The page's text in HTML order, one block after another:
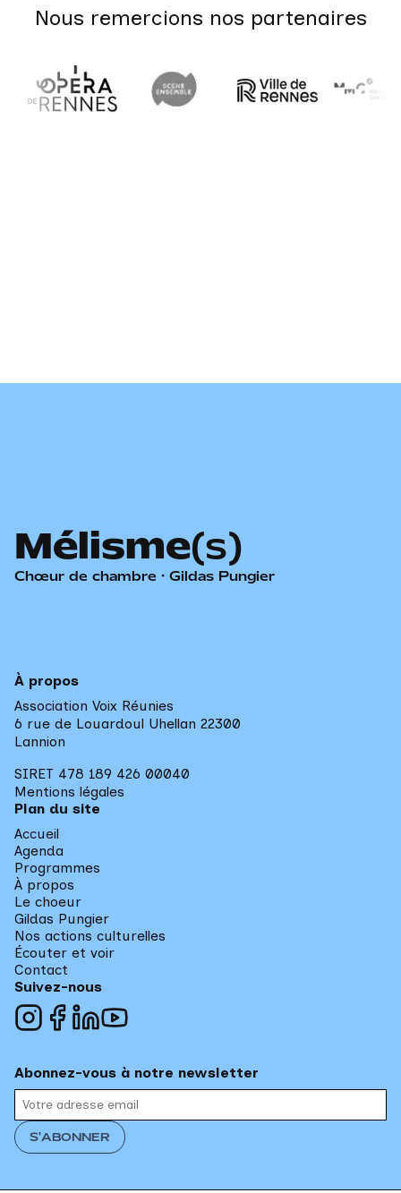
Nous remercions nos partenaires
Mélisme(s)
Chœur de chambre · Gildas Pungier
À propos
Association Voix Réunies
6 rue de Louardoul Uhellan 22300
Lannion
SIRET 478 189 426 00040
Mentions légales
Plan du site
Accueil
Agenda
Programmes
À propos
Le choeur
Gildas Pungier
Nos actions culturelles
Écouter et voir
Contact
Suivez-nous
Abonnez-vous à notre newsletter
S'ABONNER